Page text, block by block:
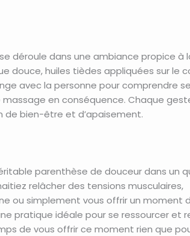
déroule dans une ambiance propice à
douce, huiles tièdes appliquées sur le
avec la personne pour comprendre
en conséquence. Chaque
de bien-être et d’apaisement.
parenthèse de douceur dans un
relâcher des tensions musculaires,
ou simplement vous offrir un moment
pratique idéale pour se ressourcer et
de vous offrir ce moment rien que